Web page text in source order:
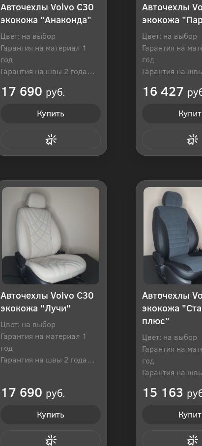
Авточехлы Volvo C30
экокожа "Анаконда"
Цвет: на выбор
Гарантия на материал 1
год
Гарантия на швы 2 года
17 690 руб.
Купить
Авточехлы
экокожа
Цвет: на выбор
Гарантия на
год
Гарантия на
16 427
Авточехлы Volvo C30
экокожа "Лучи"
Цвет: на выбор
Гарантия на материал 1
год
Гарантия на швы 2 года
17 690 руб.
Купить
Авточехлы
экокожа
плюс"
Цвет: на выбор
Гарантия на
год
Гарантия на
15 163